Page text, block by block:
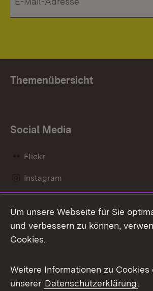
Themenübersicht
Social Media
Flickr
Instagram
Mastodon
Messenger
Social Wall
X / Twitter
Um unsere Webseite für Sie
und verbessern zu können,
Cookies.
Weitere Informationen zu Cookies
unserer Datenschutzerklärung.